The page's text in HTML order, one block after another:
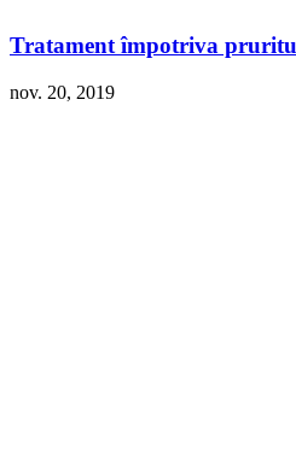
Tratament împotriva
nov. 20, 2019